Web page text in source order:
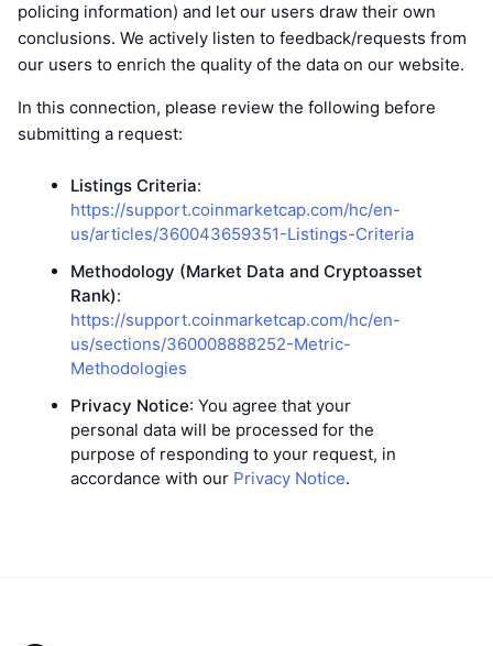
收益
實體世界資產
排行榜
熱門
近期新增
贏家與輸家
最多造訪
社群情緒
比特幣金庫
BNB金庫
交易所流入/流出
山寨幣季節指數
市場循環指標
比特幣市佔率
CoinMarketCap 20 指數
漲幅榜
迷因探索工具
頂級交易者
衍生品
現貨
衍生品
話題
直播
文章
情緒
DEX API
企業
定價
資源
文檔
常見問題解答
產品
匯率換算
電子報
CMC Launch
CMC Labs
CMC Max
頭條新聞
Telegram 機器人
policing information) and let our users draw their own
conclusions. We actively listen to feedback/requests from
our users to enrich the quality of the data on our website.
In this connection, please review the following before
submitting a request:
Listings Criteria:
https://support.coinmarketcap.com/hc/en-
us/articles/360043659351-Listings-Criteria
Methodology (Market Data and Cryptoasset
Rank):
https://support.coinmarketcap.com/hc/en-
us/sections/360008888252-Metric-
Methodologies
Privacy Notice: You agree that your
personal data will be processed for the
purpose of responding to your request, in
accordance with our Privacy Notice.